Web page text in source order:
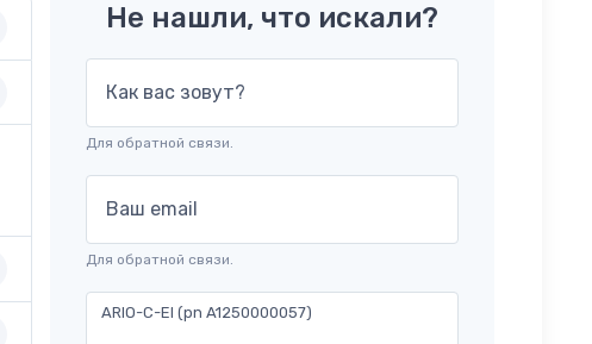
Не нашли, что искали?
Как вас зовут?
Для обратной связи.
Ваш email
Для обратной связи.